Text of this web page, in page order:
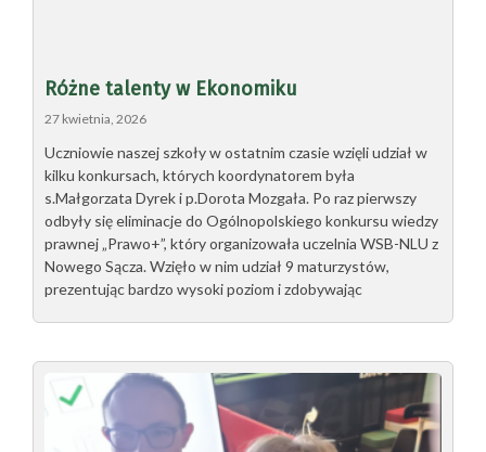
Różne talenty w Ekonomiku
27 kwietnia, 2026
Uczniowie naszej szkoły w ostatnim czasie wzięli udział w
kilku konkursach, których koordynatorem była
s.Małgorzata Dyrek i p.Dorota Mozgała. Po raz pierwszy
odbyły się eliminacje do Ogólnopolskiego konkursu wiedzy
prawnej „Prawo+”, który organizowała uczelnia WSB-NLU z
Nowego Sącza. Wzięło w nim udział 9 maturzystów,
prezentując bardzo wysoki poziom i zdobywając